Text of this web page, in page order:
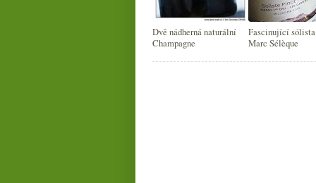
Dvě nádherná naturální
Champagne
Fascinující sólista
Marc Sélèque